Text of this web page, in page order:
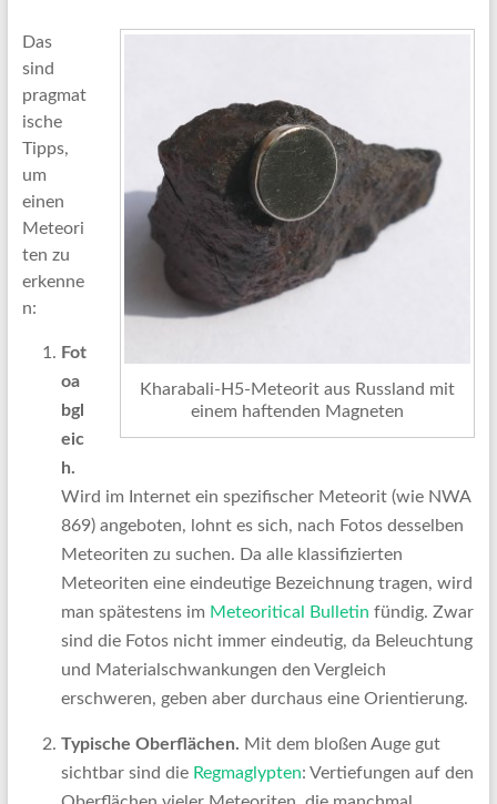
Kharabali-H5-Meteorit aus Russland mit
einem haftenden Magneten
Das
sind
pragmat
ische
Tipps,
um
einen
Meteori
ten zu
erkenne
n:
Fot
oa
bgl
eic
h.
Wird im Internet ein spezifischer Meteorit (wie NWA
869) angeboten, lohnt es sich, nach Fotos desselben
Meteoriten zu suchen. Da alle klassifizierten
Meteoriten eine eindeutige Bezeichnung tragen, wird
man spätestens im Meteoritical Bulletin fündig. Zwar
sind die Fotos nicht immer eindeutig, da Beleuchtung
und Materialschwankungen den Vergleich
erschweren, geben aber durchaus eine Orientierung.
Typische Oberflächen. Mit dem bloßen Auge gut
sichtbar sind die Regmaglypten: Vertiefungen auf den